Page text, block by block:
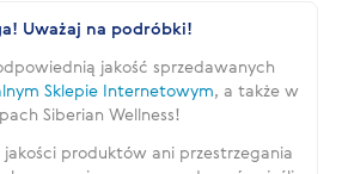
Uważaj na podróbki!
jakość sprzedawanych
Sklepie Internetowym, a także w
Siberian Wellness!
produktów ani przestrzegania